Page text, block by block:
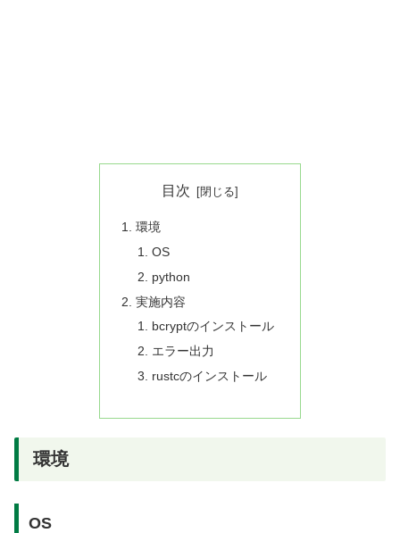
目次
環境
OS
python
実施内容
bcryptのインストール
エラー出力
rustcのインストール
環境
OS